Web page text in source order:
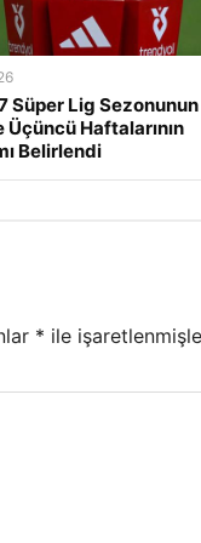
Süper Lig Sezonunun
Üçüncü Haftalarının
Belirlendi
* ile